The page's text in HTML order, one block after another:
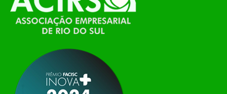
Itajaí, realizou, no dia 21 de julho, o evento
Conexão Tech NIAVI, reunindo empresas de
tecnologia da região para uma noite de
apresentação de novas iniciativas para o setor. O
encontro aconteceu em Rio…